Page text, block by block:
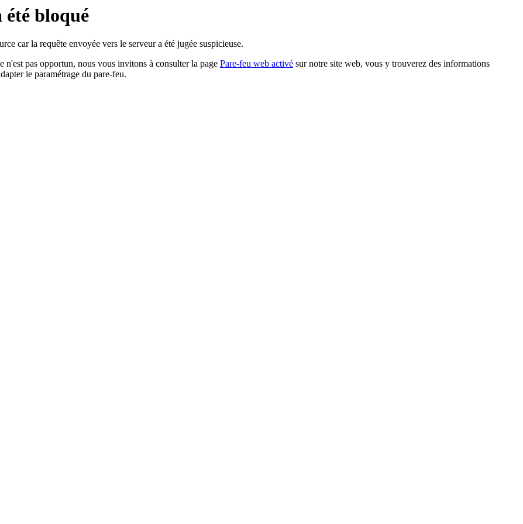
été bloqué
car la requête envoyée vers le serveur a été jugée suspicieuse.
n'est pas opportun, nous vous invitons à consulter la page Pare-feu web activé sur notre site web, vous y trouverez des informations
le paramétrage du pare-feu.